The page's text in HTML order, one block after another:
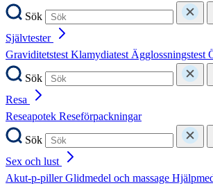
Sök
Självtester
GraviditetstestKlamydiatestÄgglossningstest
Sök
Resa
Reseapotek Reseförpackningar
Sök
Sex och lust
Akut-p-pillerGlidmedel och massage